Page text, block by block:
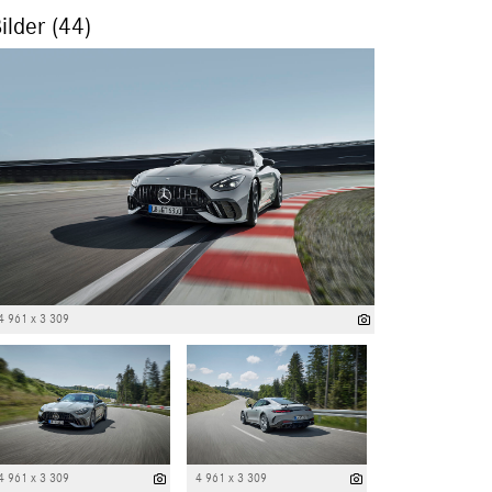
(44)
961 x 3 309
961 x 3 309 4 961 x 3 309